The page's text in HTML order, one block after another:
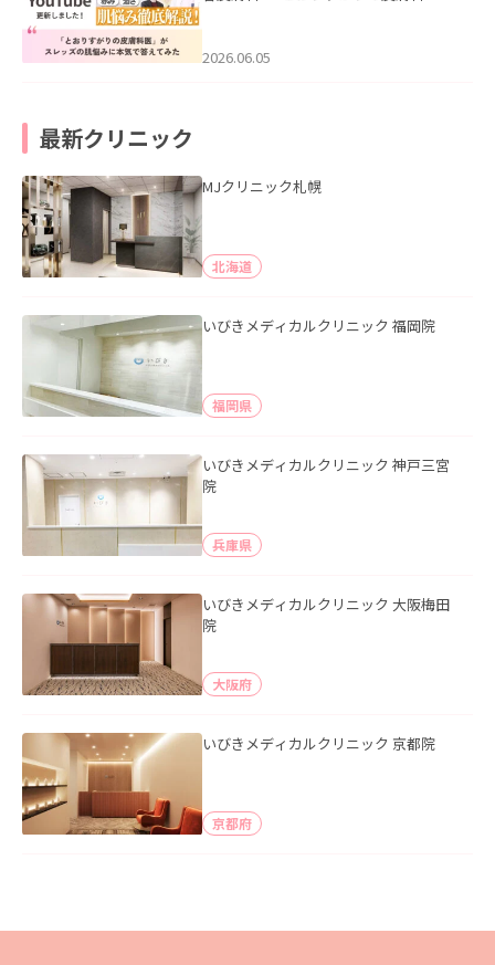
2026.06.05
最新クリニック
MJクリニック札幌
北海道
いびきメディカルクリニック 福岡院
福岡県
いびきメディカルクリニック 神戸三宮
院
兵庫県
いびきメディカルクリニック 大阪梅田
院
大阪府
いびきメディカルクリニック 京都院
京都府